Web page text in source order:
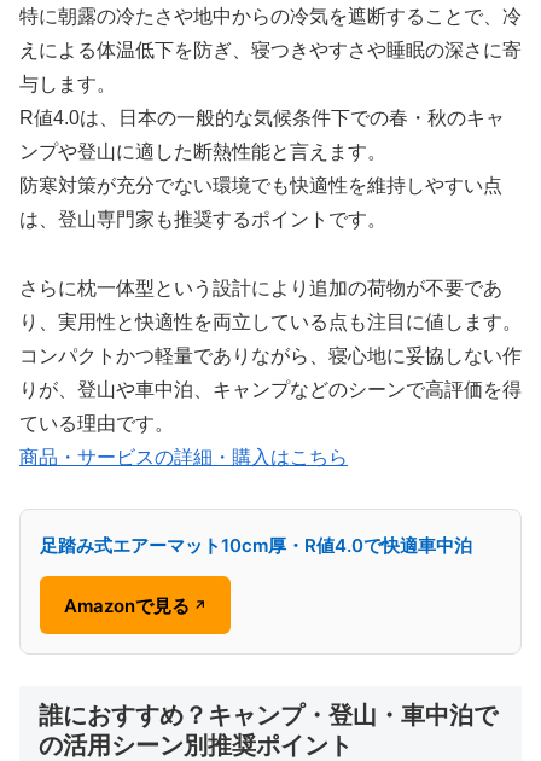
特に朝露の冷たさや地中からの冷気を遮断することで、冷
えによる体温低下を防ぎ、寝つきやすさや睡眠の深さに寄
与します。
R値4.0は、日本の一般的な気候条件下での春・秋のキャ
ンプや登山に適した断熱性能と言えます。
防寒対策が充分でない環境でも快適性を維持しやすい点
は、登山専門家も推奨するポイントです。
さらに枕一体型という設計により追加の荷物が不要であ
り、実用性と快適性を両立している点も注目に値します。
コンパクトかつ軽量でありながら、寝心地に妥協しない作
りが、登山や車中泊、キャンプなどのシーンで高評価を得
ている理由です。
商品・サービスの詳細・購入はこちら
足踏み式エアーマット10cm厚・R値4.0で快適車中泊
Amazonで見る ↗
誰におすすめ？キャンプ・登山・車中泊で
の活用シーン別推奨ポイント